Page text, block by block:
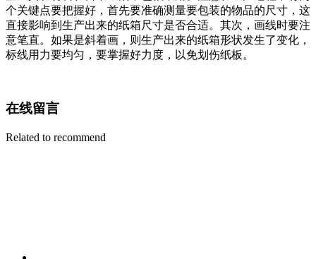
个关键点要把握好，首先要准确测量要包装的物品的尺寸，这
直接影响到生产出来的纸箱尺寸是否合适。其次，画线时要注
意笔直。如果是斜着画，则生产出来的纸箱形状发生了变化，
标线用力要均匀，要掌握好力度，以免划伤纸板。
在线留言
Related to recommend